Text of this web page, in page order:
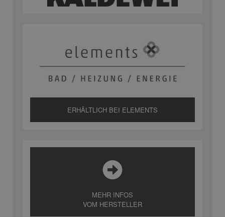
ERHÄLTLICH BEI ELEMENTS
MEHR INFOS
VOM HERSTELLER